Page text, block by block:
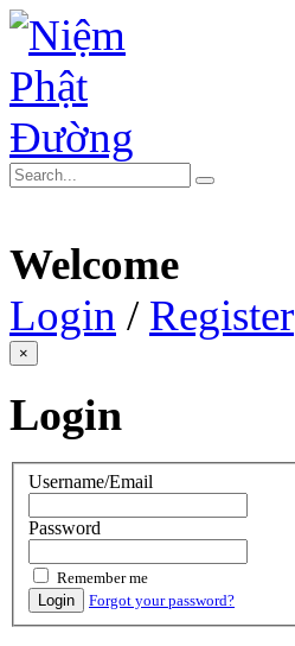
Welcome
Login / Register
×
Login
Username/Email
Password
Remember me
Login
Forgot your password?